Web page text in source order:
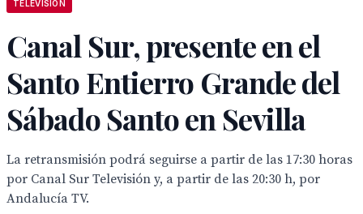
TELEVISION
Canal Sur, presente en el
Santo Entierro Grande del
Sábado Santo en Sevilla
La retransmisión podrá seguirse a partir de las 17:30 horas
por Canal Sur Televisión y, a partir de las 20:30 h, por
Andalucía TV.